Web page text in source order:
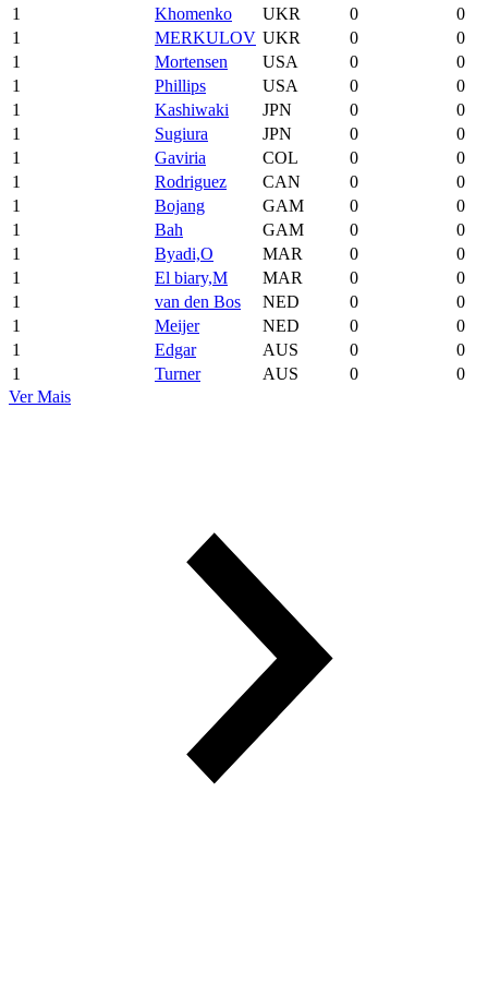
1
Khomenko UKR 0
0
1
MERKULOV UKR 0
0
1
Mortensen USA 0
0
1
Phillips USA 0
0
1
Kashiwaki JPN 0
0
1
Sugiura JPN 0
0
1
Gaviria COL 0
0
1
Rodriguez CAN 0
0
1
Bojang GAM 0
0
1
Bah GAM 0
0
1
Byadi,O MAR 0
0
1
El biary,M MAR 0
0
1
van den Bos NED 0
0
1
Meijer NED 0
0
1
Edgar AUS 0
0
1
Turner AUS 0
0
Ver Mais